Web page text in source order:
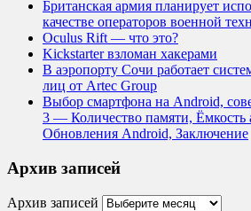
Британская армия планирует
качестве операторов военной
Oculus Rift — что это?
Kickstarter взломан хакерами
В аэропорту Сочи работает
лиц от Artec Group
Выбор смартфона на Android,
3 — Количество памяти, Ёмкость
Обновления Android, Заключение
Архив записей
Архив записей